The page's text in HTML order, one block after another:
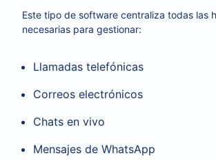
Este tipo de software centraliza todas las
necesarias para gestionar:
Llamadas telefónicas
Correos electrónicos
Chats en vivo
Mensajes de WhatsApp